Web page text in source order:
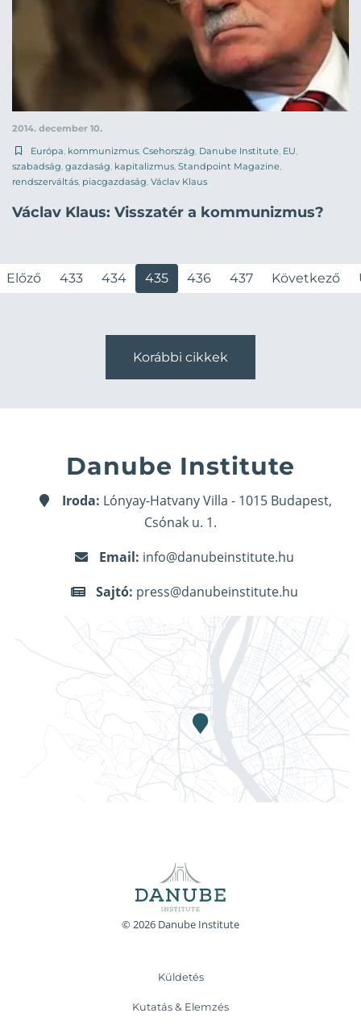
2014. december 10.
Európa, kommunizmus, Csehország, Danube Institute, EU,
szabadság, gazdaság, kapitalizmus, Standpoint Magazine,
rendszerváltás, piacgazdaság, Václav Klaus
Václav Klaus: Visszatér a kommunizmus?
Előző 433 434 435 436 437 Következő
Korábbi cikkek
Danube Institute
Iroda: Lónyay-Hatvany Villa - 1015 Budapest,
Csónak u. 1.
Email: info@danubeinstitute.hu
Sajtó: press@danubeinstitute.hu
© 2026 Danube Institute
Küldetés
Kutatás & Elemzés